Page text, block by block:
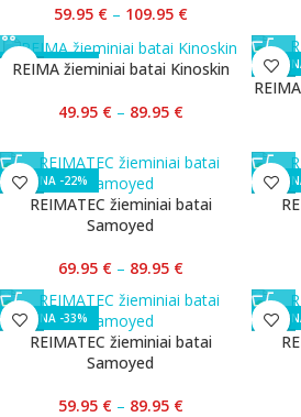
59.95 € – 109.95 €
-44%
REIMA žieminiai batai Kinoskin
49.95 € – 89.95 €
-22%
REIMATEC žieminiai batai
Samoyed
69.95 € – 89.95 €
-33%
REIMATEC žieminiai batai
Samoyed
59.95 € – 89.95 €